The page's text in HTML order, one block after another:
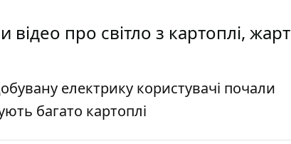
відео про світло з картоплі, жарт
електрику користувачі почали
багато картоплі